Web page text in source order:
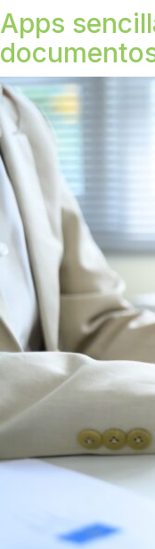
Apps